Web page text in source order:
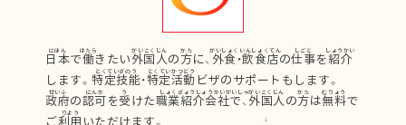
日本で働きたい外国人の方に、 外食 ・飲食店の仕事を紹介
します。特定技能・特定活動 ビザのサポートもします。
政府の認可を受けた職業紹介会社で、 外国人の方は無料で
ご利用 いただけます。